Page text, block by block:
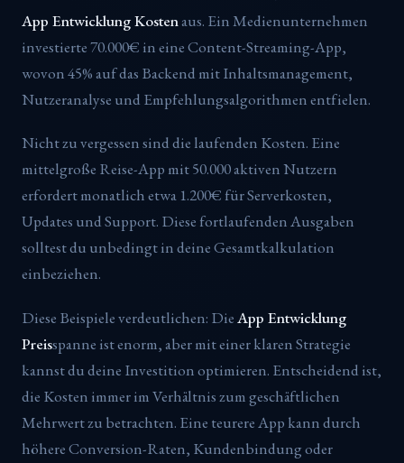
App Entwicklung Kostenaus. Ein Medienunternehmen
investierte 70.000€ in eine Content-Streaming-App,
wovon 45% auf das Backend mit Inhaltsmanagement,
Nutzeranalyse und Empfehlungsalgorithmen entfielen.
Nicht zu vergessen sind die laufenden Kosten. Eine
mittelgroße Reise-App mit 50.000 aktiven Nutzern
erfordert monatlich etwa 1.200€ für Serverkosten,
Updates und Support. Diese fortlaufenden Ausgaben
solltest du unbedingt in deine Gesamtkalkulation
einbeziehen.
Diese Beispiele verdeutlichen: DieApp Entwicklung
Preisspanne ist enorm, aber mit einer klaren Strategie
kannst du deine Investition optimieren. Entscheidend ist,
die Kosten immer im Verhältnis zum geschäftlichen
Mehrwert zu betrachten. Eine teurere App kann durch
höhere Conversion-Raten, Kundenbindung oder